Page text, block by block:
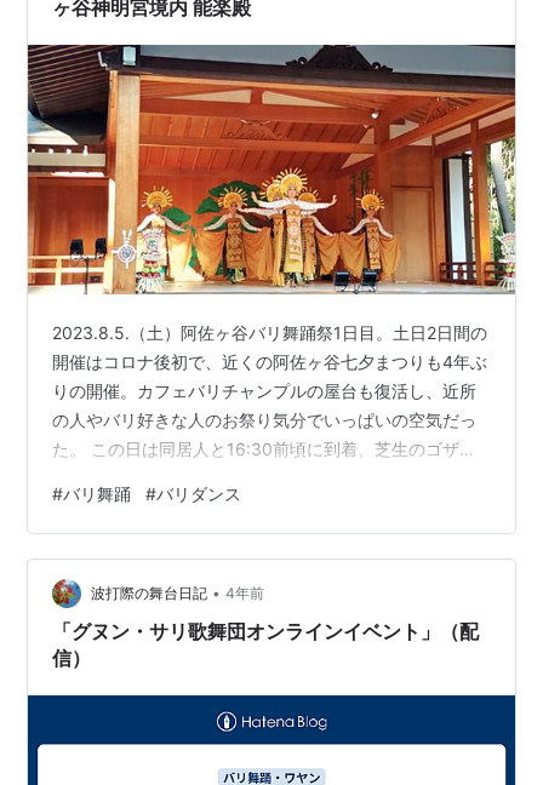
ヶ谷神明宮境内 能楽殿
2023.8.5.（土）阿佐ヶ谷バリ舞踊祭1日目。土日2日間の
開催はコロナ後初で、近くの阿佐ヶ谷七夕まつりも4年ぶ
りの開催。カフェバリチャンプルの屋台も復活し、近所
の人やバリ好きな人のお祭り気分でいっぱいの空気だっ
た。 この日は同居人と16:30前頃に到着、芝生のゴザ席
2人くらいとゆったり。とはいえ開演前には立ち見が出て
いた。 1. ルジャン・スリ・ディワサスリ 新作奉納舞踊
で、稲や太陽を表しているらしい。美しい大人の踊り。
2. バリス・トゥンガル 若い戦士を表す男性舞踊 3. レゴ
ン・クントゥール 白鷺の踊り。プリアタンスタイルだか
らか全…
#バリ舞踊 #バリダンス
波打際の舞台日記 • 4年前
「グヌン・サリ歌舞団オンラインイベント」（配
信）